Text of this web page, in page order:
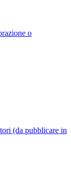
o
(da pubblicare in